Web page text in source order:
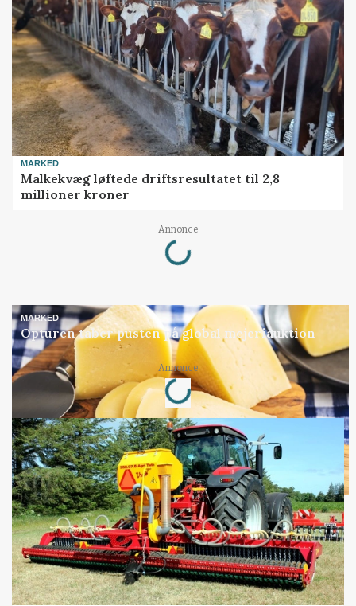
MARKED
Malkekvæg løftede driftsresultatet til 2,8
millioner kroner
Annonce
Loading...
MARKED
Opturen taber pusten på global mejeriauktion
Annonce
Loading...